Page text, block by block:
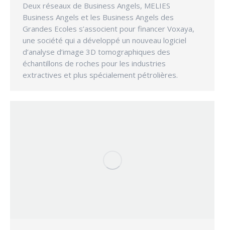
Deux réseaux de Business Angels, MELIES
Business Angels et les Business Angels des
Grandes Ecoles s’associent pour financer Voxaya,
une société qui a développé un nouveau logiciel
d’analyse d’image 3D tomographiques des
échantillons de roches pour les industries
extractives et plus spécialement pétrolières.